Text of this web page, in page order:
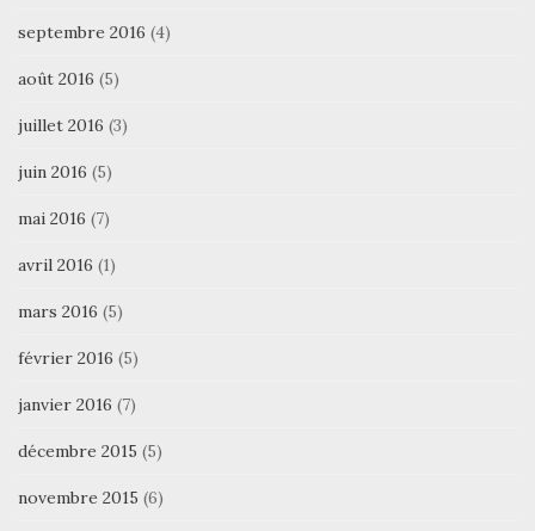
septembre 2016 (4)
août 2016 (5)
juillet 2016 (3)
juin 2016 (5)
mai 2016 (7)
avril 2016 (1)
mars 2016 (5)
février 2016 (5)
janvier 2016 (7)
décembre 2015 (5)
novembre 2015 (6)